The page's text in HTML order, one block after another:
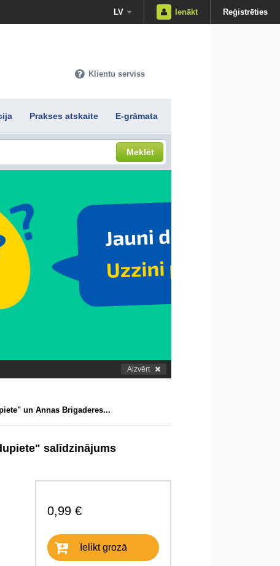
LV Ienākt Reģistrēties
Klientu serviss
Prakses atskaite E-grāmata
Meklēt
Aizvērt
un Annas Brigaderes...
salīdzinājums
0,99 €
Ielikt grozā